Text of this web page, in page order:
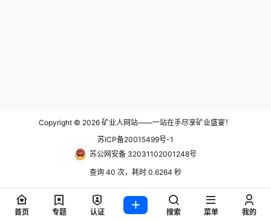
Copyright © 2026 矿业人网站——一站在手尽享矿业盛宴！
苏ICP备20015499号-1
苏公网安备 32031102001248号
查询 40 次，耗时 0.6264 秒
首页 专题 认证 搜索 菜单 我的